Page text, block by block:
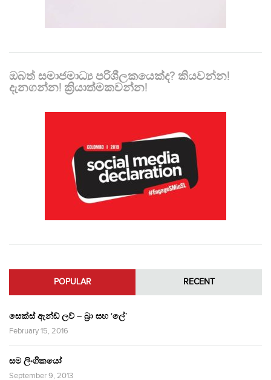
ඔබත් සමාජමාධ්‍ය පරිශීලකයෙක්ද? කියවන්න!
දැනගන්න! ක්‍රියාත්මකවන්න!
POPULAR RECENT
සෙක්ස් ඇන්ඩ් ලව් – බ්‍රා සහ ‘ලේ’
February 15, 2016
සම ලිංගිකයෝ
September 9, 2013